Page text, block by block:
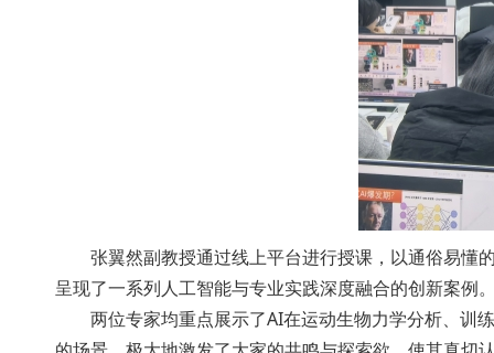
张翼然副教授通过线上平台进行授课，以通俗易懂
呈现了一系列人工智能与专业实践深度融合的创新案例
两位专家均重点展示了AI在运动生物力学分析、训